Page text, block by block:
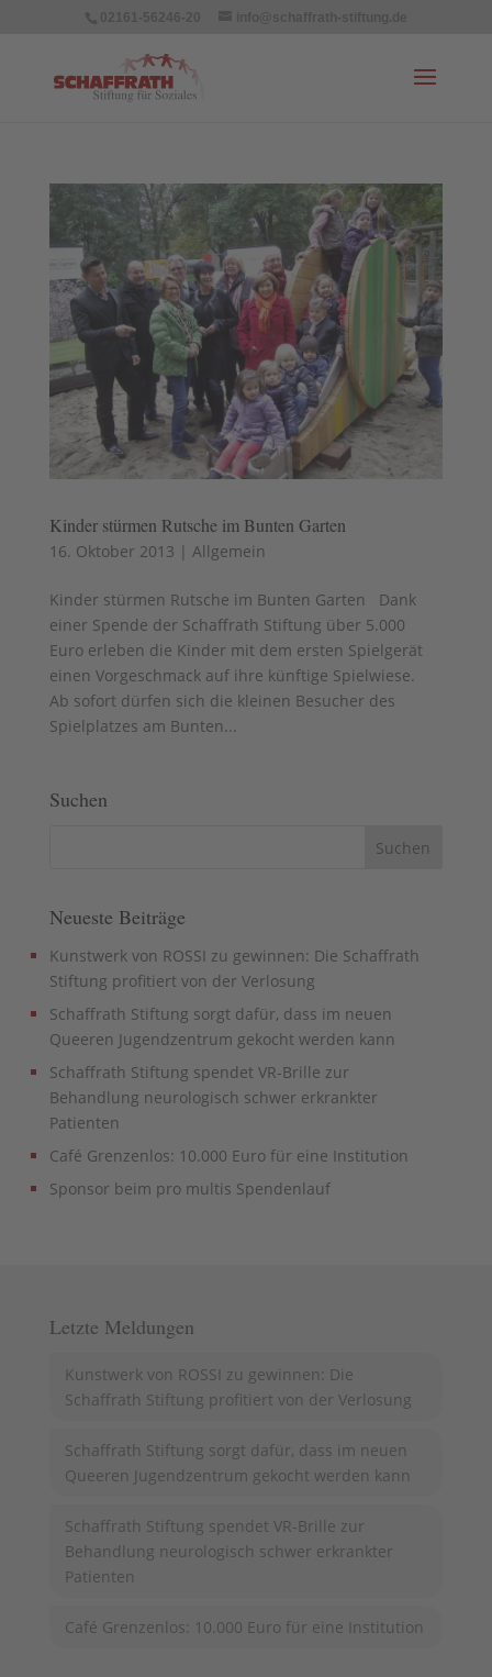
Kinder stürmen Rutsche im Bunten Garten
16. Oktober 2013 | Allgemein
Kinder stürmen Rutsche im Bunten Garten Dank
einer Spende der Schaffrath Stiftung über 5.000
Euro erleben die Kinder mit dem ersten Spielgerät
einen Vorgeschmack auf ihre künftige Spielwiese.
Ab sofort dürfen sich die kleinen Besucher des
Spielplatzes am Bunten...
Suchen
Neueste Beiträge
Kunstwerk von ROSSI zu gewinnen: Die Schaffrath
Stiftung profitiert von der Verlosung
Schaffrath Stiftung sorgt dafür, dass im neuen
Queeren Jugendzentrum gekocht werden kann
Schaffrath Stiftung spendet VR-Brille zur
Behandlung neurologisch schwer erkrankter
Patienten
Café Grenzenlos: 10.000 Euro für eine Institution
Sponsor beim pro multis Spendenlauf
Letzte Meldungen
Kunstwerk von ROSSI zu gewinnen: Die
Schaffrath Stiftung profitiert von der Verlosung
Schaffrath Stiftung sorgt dafür, dass im neuen
Queeren Jugendzentrum gekocht werden kann
Schaffrath Stiftung spendet VR-Brille zur
Behandlung neurologisch schwer erkrankter
Patienten
Café Grenzenlos: 10.000 Euro für eine Institution